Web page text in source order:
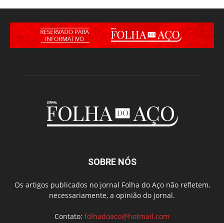
SOBRE NÓS
Os artigos publicados no jornal Folha do Aço não refletem,
necessariamente, a opinião do jornal.
Contato: folhadoaco@hotmail.com